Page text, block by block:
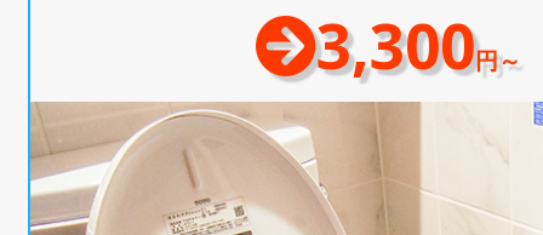
3,300円～